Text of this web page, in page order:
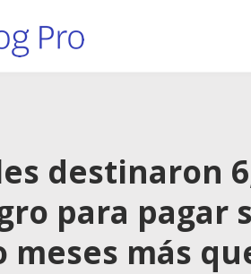
destinaron
para pagar
meses más